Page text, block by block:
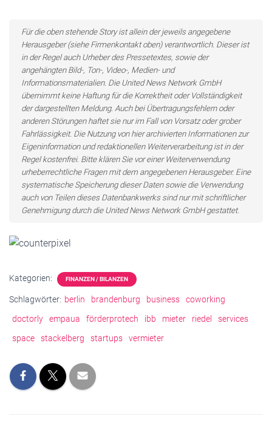
Für die oben stehende Story ist allein der jeweils angegebene
Herausgeber (siehe Firmenkontakt oben) verantwortlich. Dieser ist
in der Regel auch Urheber des Pressetextes, sowie der
angehängten Bild-, Ton-, Video-, Medien- und
Informationsmaterialien. Die United News Network GmbH
übernimmt keine Haftung für die Korrektheit oder Vollständigkeit
der dargestellten Meldung. Auch bei Übertragungsfehlern oder
anderen Störungen haftet sie nur im Fall von Vorsatz oder grober
Fahrlässigkeit. Die Nutzung von hier archivierten Informationen zur
Eigeninformation und redaktionellen Weiterverarbeitung ist in der
Regel kostenfrei. Bitte klären Sie vor einer Weiterverwendung
urheberrechtliche Fragen mit dem angegebenen Herausgeber. Eine
systematische Speicherung dieser Daten sowie die Verwendung
auch von Teilen dieses Datenbankwerks sind nur mit schriftlicher
Genehmigung durch die United News Network GmbH gestattet.
Kategorien: FINANZEN / BILANZEN
Schlagwörter: berlin brandenburg business
coworking
doctorly
empaua förderprotech ibb mieter riedel
services
space
stackelberg startups vermieter